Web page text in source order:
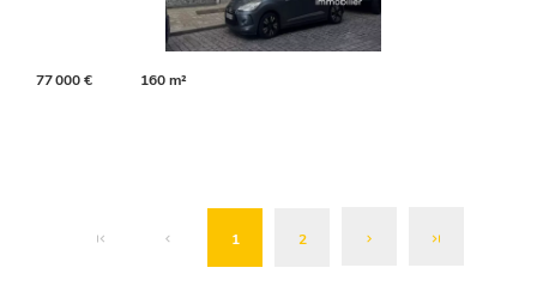
77 000 € 160 m²
1 2